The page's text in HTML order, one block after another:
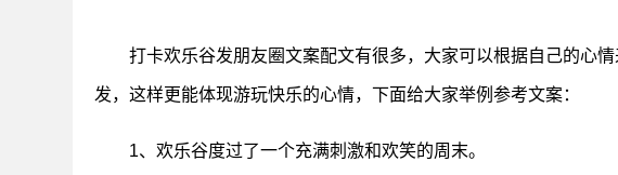
打卡欢乐谷发朋友圈文案配文有很多，大家可以根据自己的心
发，这样更能体现游玩快乐的心情，下面给大家举例参考文案：
1、欢乐谷度过了一个充满刺激和欢笑的周末。